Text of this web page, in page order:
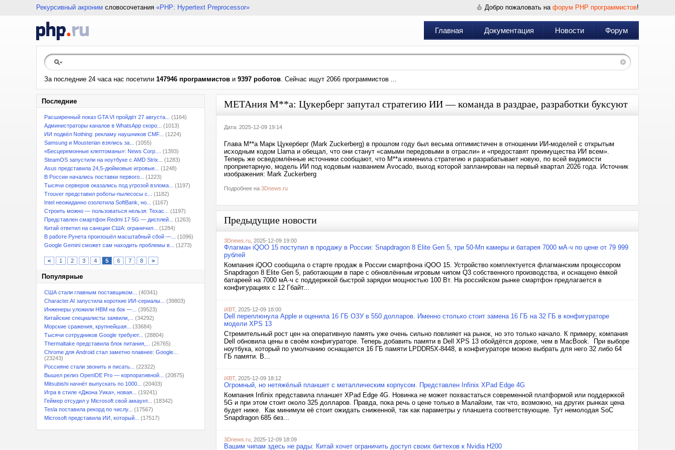
Рекурсивный акроним словосочетания «PHP: Hypertext Preprocessor» Добро пожаловать на форум PHP программистов!
Главная Документация Новости Форум
За последние 24 часа нас посетили 147946 программистов и 9397 роботов. Сейчас ищут 2066 программистов ...
Последние
Расширенный показ GTA VI пройдёт 27 августа...
(1164)
Администраторы каналов в WhatsApp скоро...
(1013)
ИИ подвёл Nothing: рекламу наушников CMF...
(1224)
Samsung и Mousterian взялись за...
(1055)
«Бесцеремонные клептоманы»: News Corp....
(1393)
SteamOS запустили на ноутбуке с AMD Strix...
(1283)
Asus представила 24,5-дюймовые игровые...
(1248)
В России начались поставки первого...
(1223)
Тысячи серверов оказались под угрозой взлома...
(1197)
Trouver представил роботы-пылесосы с...
(1182)
Intel неожиданно озолотила SoftBank, но...
(1167)
Строить можно — пользоваться нельзя: Техас...
(1197)
Представлен смартфон Redmi 17 5G — дисплей...
(1263)
Китай ответил на санкции США: ограничил...
(1284)
В работе Рунета произошёл масштабный сбой —...
(1096)
Google Gemini сможет сам находить проблемы в...
(1273)
< 1 2 3 4 5 6 7 8 >
Популярные
США стали главным поставщиком...
(40341)
Character.AI запустила короткие ИИ-сериалы...
(39803)
Инженеры уложили HBM на бок —...
(39523)
Китайские специалисты заявили,...
(34292)
Морские сражения, крупнейшая...
(33684)
Тысячи сотрудников Google требуют...
(28804)
Thermaltake представила блок питания,...
(26765)
Chrome для Android стал заметно плавнее: Google...
(23243)
Россияне стали звонить и писать...
(22322)
Вышел релиз OpenIDE Pro — корпоративной...
(20875)
Mitsubishi начнёт выпускать по 1000...
(20403)
Игра в стиле «Джона Уика», новая...
(19241)
Геймер отсудил у Microsoft свой аккаунт...
(18342)
Tesla поставила рекорд по числу...
(17567)
Microsoft представила ИИ, который...
(17517)
МЕТАния M**a: Цукерберг запутал стратегию ИИ — команда в раздрае, разработки буксуют
Дата: 2025-12-09 19:14
Глава M**a Марк Цукерберг (Mark Zuckerberg) в прошлом году был весьма оптимистичен в отношении ИИ-моделей с открытым
исходным кодом Llama и обещал, что они станут «самыми передовыми в отрасли» и «предоставят преимущества ИИ всем».
Теперь же осведомлённые источники сообщают, что M**a изменила стратегию и разрабатывает новую, по всей видимости
проприетарную, модель ИИ под кодовым названием Avocado, выход которой запланирован на первый квартал 2026 года. Источник
изображения: Mark Zuckerberg
Подробнее на 3Dnews.ru
Предыдущие новости
3Dnews.ru , 2025-12-09 19:00
Флагман iQOO 15 поступил в продажу в России: Snapdragon 8 Elite Gen 5, три 50-Мп камеры и батарея 7000 мА·ч по цене от 79 999
рублей
Компания iQOO сообщила о старте продаж в России смартфона iQOO 15. Устройство комплектуется флагманским процессором
Snapdragon 8 Elite Gen 5, работающим в паре с обновлённым игровым чипом Q3 собственного производства, и оснащено ёмкой
батареей на 7000 мА·ч с поддержкой быстрой зарядки мощностью 100 Вт. На российском рынке смартфон предлагается в
конфигурациях с 12 Гбайт...
iXBT, 2025-12-09 18:00
Dell переплюнула Apple и оценила 16 ГБ ОЗУ в 550 долларов. Именно столько стоит замена 16 ГБ на 32 ГБ в конфигураторе
модели XPS 13
Стремительный рост цен на оперативную память уже очень сильно повлияет на рынок, но это только начало. К примеру, компания
Dell обновила цены в своём конфигураторе. Теперь добавить памяти в Dell XPS 13 обойдётся дороже, чем в MacBook. При выборе
ноутбука, который по умолчанию оснащается 16 ГБ памяти LPDDR5X-8448, в конфигураторе можно выбрать для него 32 либо 64
ГБ памяти. В...
iXBT, 2025-12-09 18:12
Огромный, но нетяжёлый планшет с металлическим корпусом. Представлен Infinix XPad Edge 4G
Компания Infinix представила планшет XPad Edge 4G. Новинка не может похвастаться современной платформой или поддержкой
5G и при этом стоит около 325 долларов. Правда, пока речь о цене только в Малайзии, так что, возможно, на других рынках цена
будет ниже. Как минимум её стоит ожидать сниженной, так как параметры у планшета соответствующие. Тут немолодая SoC
Snapdragon 685 без...
3Dnews.ru , 2025-12-09 18:09
Вашим чипам здесь не рады: Китай хочет ограничить доступ своих бигтехов к Nvidia H200